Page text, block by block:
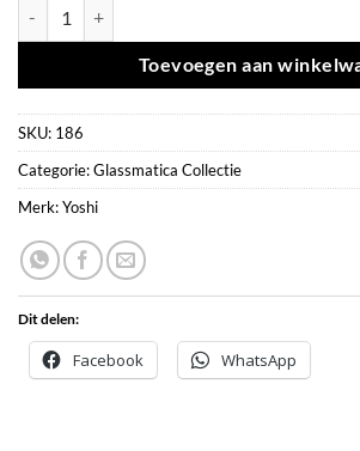
Toevoegen aan
SKU: 186
Categorie:Glassmatica Collectie
Merk:Yoshi
Dit delen:
Facebook WhatsApp